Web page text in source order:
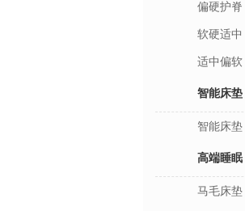
偏硬护脊
软硬适中
适中偏软
智能床垫
智能床垫
高端睡眠
马毛床垫